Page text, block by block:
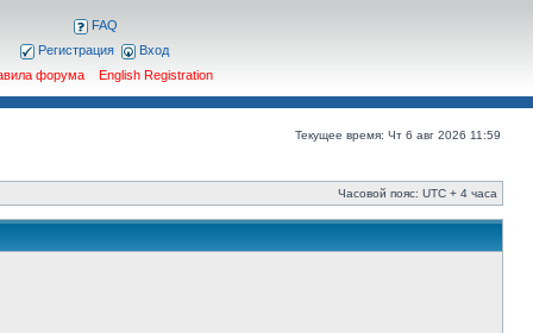
FAQ
Регистрация
Вход
форума
English Registration
Текущее время: Чт 6 авг 2026 11:59
Часовой пояс: UTC + 4 часа